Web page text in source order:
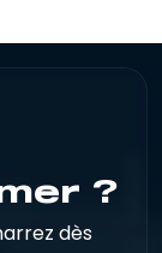
?
dès